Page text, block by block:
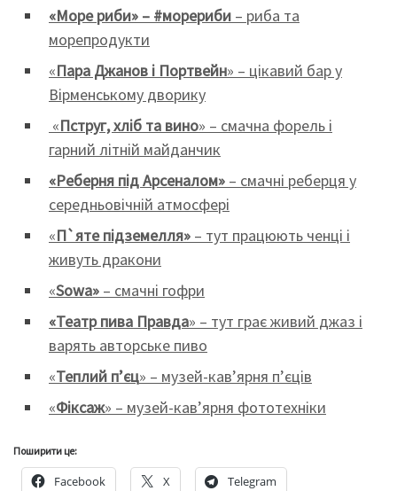
«Море риби» – #морериби – риба та
морепродукти
«Пара Джанов і Портвейн» – цікавий бар у
Вірменському дворику
«Пструг, хліб та вино» – смачна форель і
гарний літній майданчик
«Реберня під Арсеналом» – смачні реберця у
середньовічній атмосфері
«П`яте підземелля» – тут працюють ченці і
живуть дракони
«Sowa» – смачні гофри
«Театр пива Правда» – тут грає живий джаз і
варять авторське пиво
«Теплий п’єц» – музей-кав’ярня п’єців
«Фіксаж» – музей-кав’ярня фототехніки
Поширити це:
Facebook X Telegram